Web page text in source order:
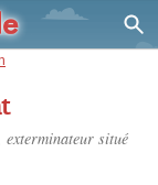
exterminateur situé